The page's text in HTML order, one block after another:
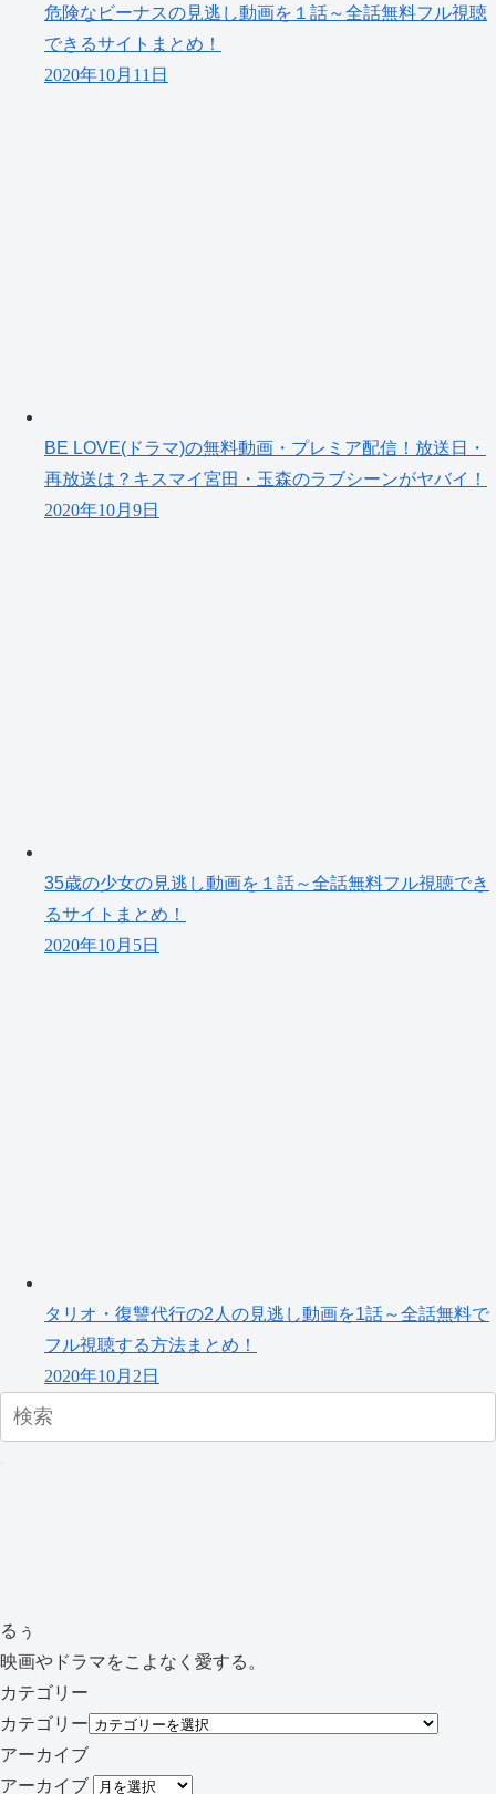
危険なビーナスの見逃し動画を１話～全話無料フル視聴
できるサイトまとめ！
2020年10月11日
BE LOVE(ドラマ)の無料動画・プレミア配信！放送日・
再放送は？キスマイ宮田・玉森のラブシーンがヤバイ！
2020年10月9日
35歳の少女の見逃し動画を１話～全話無料フル視聴でき
るサイトまとめ！
2020年10月5日
タリオ・復讐代行の2人の見逃し動画を1話～全話無料で
フル視聴する方法まとめ！
2020年10月2日
るぅ
映画やドラマをこよなく愛する。
カテゴリー
カテゴリー
アーカイブ
アーカイブ